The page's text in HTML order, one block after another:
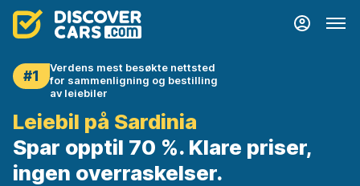
#1
Verdens mest besøkte nettsted
for sammenligning og bestilling
av leiebiler
Leiebil på Sardinia
Spar opptil 70 %. Klare priser,
ingen overraskelser.